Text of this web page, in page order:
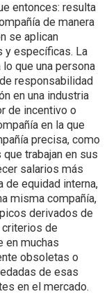
entonces: resulta
de manera
se aplican
y específicas. La
que una persona
responsabilidad
en una industria
de incentivo o
en la que
precisa, como
trabajan en sus
salarios más
de equidad interna,
misma compañía,
derivados de
de
en muchas
obsoletas o
de esas
en el mercado.